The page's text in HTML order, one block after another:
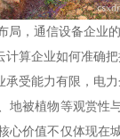
，通信设备企业的
算企业如何准确把
受能力有限，电力
被植物等观赏性
心价值不仅体现